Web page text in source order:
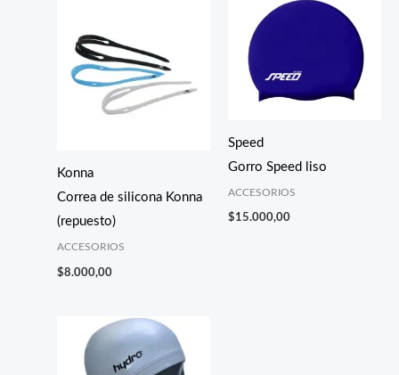
Konna
Correa de silicona Konna
(repuesto)
ACCESORIOS
$8.000,00
Speed
Gorro Speed liso
ACCESORIOS
$15.000,00